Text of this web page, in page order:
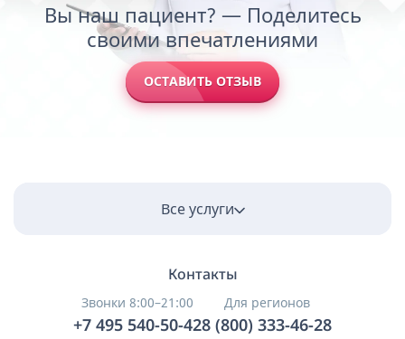
Вы наш пациент? — Поделитесь
своими впечатлениями
ОСТАВИТЬ ОТЗЫВ
Все услуги
Контакты
Звонки 8:00–21:00
+7 495 540-50-42
Для регионов
8 (800) 333-46-28